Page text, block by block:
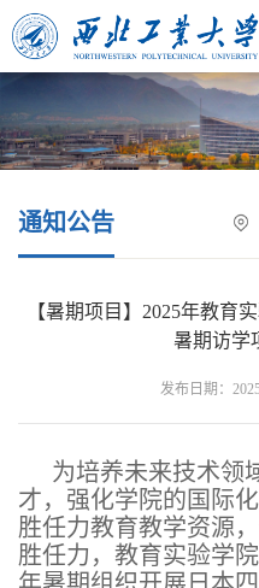
通知公告
【暑期项目】2025年教育
暑期访学
发布日期：
为培养未来技术领
才，强化学院的国际
胜任力教育教学资源
胜任力，教育实验学